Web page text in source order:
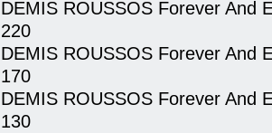
DEMIS ROUSSOS Forever And
220
DEMIS ROUSSOS Forever And
170
DEMIS ROUSSOS Forever And
130